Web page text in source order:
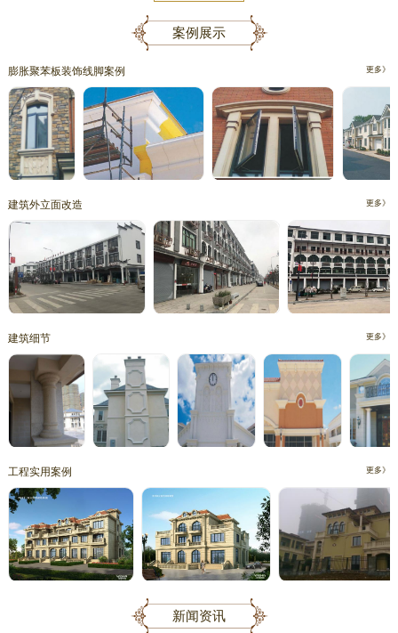
案例展示
膨胀聚苯板装饰线脚案例 更多》
建筑外立面改造 更多》
建筑细节 更多》
工程实用案例 更多》
新闻资讯